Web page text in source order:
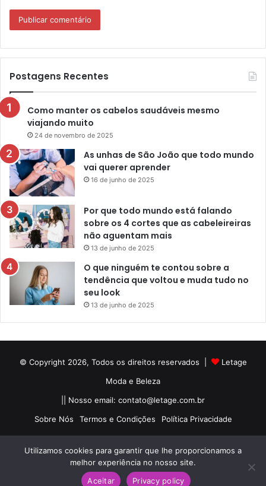
Postagens Recentes
Como manter os cabelos saudáveis mesmo
viajando muito
24 de novembro de 2025
As unhas de São João que todo mundo
vai querer aprender
16 de junho de 2025
Por que todo mundo está falando
sobre os 4 cortes que as cabeleireiras
não aguentam mais
13 de junho de 2025
O que ninguém te contou sobre a
tendência que voltou e muda tudo no
seu look
13 de junho de 2025
© Copyright 2026, Todos os direitos reservados |
Letage
Moda e Beleza
|| Nosso email: contato@letage.com.br
Sobre Nós
Termos e Condições Política Privacidade
FacebookPinterestInstagram
Utilizamos cookies para garantir que lhe proporcionamos a
melhor experiência no nosso site.
Aceitar
Privacy policy